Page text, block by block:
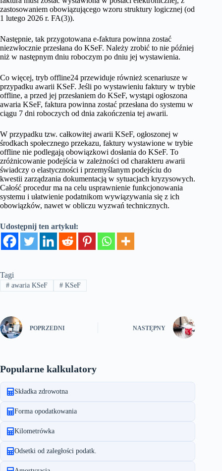
zastosowaniem obowiązującego wzoru struktury logicznej (od
1 lutego 2026 r. FA(3)).
Następnie, tak przygotowana e-faktura powinna zostać
niezwłocznie przesłana do KSeF. Należy zrobić to nie później
niż w następnym dniu roboczym po dniu jej wystawienia.
Co więcej, tryb offline24 przewiduje również scenariusze w
przypadku awarii KSeF. Jeśli po wystawieniu faktury w trybie
offline, a przed jej przesłaniem do KSeF, wystąpi ogłoszona
awaria KSeF, faktura powinna zostać przesłana do systemu w
ciągu 7 dni roboczych od dnia zakończenia tej awarii.
W przypadku tzw. całkowitej awarii KSeF, ogłoszonej w
środkach społecznego przekazu, faktury wystawione w trybie
offline nie podlegają obowiązkowi dosłania do KSeF. To
zróżnicowanie podejścia w zależności od charakteru awarii
świadczy o elastyczności i przemyślanym podejściu do
kwestii zarządzania dokumentacją w sytuacjach kryzysowych.
Całość procedur ma na celu usprawnienie funkcjonowania
systemu i ułatwienie podatnikom wywiązywania się z ich
obowiązków, nawet w obliczu wyzwań technicznych.
Udostępnij ten artykuł:
Tagi
#awaria KSeF #KSeF
POPRZEDNI NASTĘPNY
Popularne kalkulatory
Składka zdrowotna
Forma opodatkowania
Kilometrówka
Odsetki od zaległości podatk.